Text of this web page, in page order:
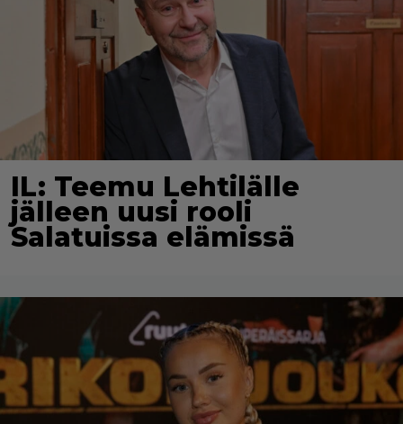
IL: Teemu Lehtilälle
jälleen uusi rooli
Salatuissa elämissä